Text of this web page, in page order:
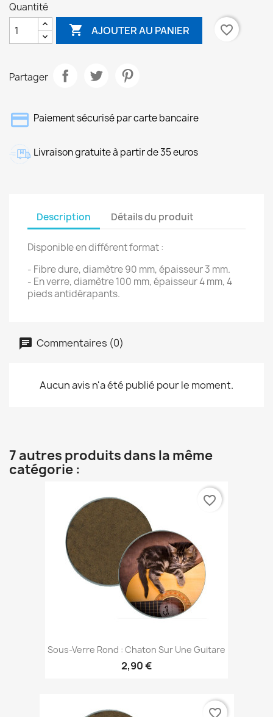
Quantité
 AJOUTER AU PANIER favorite_border
Partager
Paiement sécurisé par carte bancaire
Livraison gratuite à partir de 35 euros
Description Détails du produit
Disponible en différent format :
- Fibre dure, diamètre 90 mm, épaisseur 3 mm.
- En verre, diamètre 100 mm, épaisseur 4 mm, 4
pieds antidérapants.
Commentaires (0)
Aucun avis n'a été publié pour le moment.
7 autres produits dans la même
catégorie :
Sous-Verre Rond : Chaton Sur Une Guitare
2,90 €
favorite_border
favorite_border